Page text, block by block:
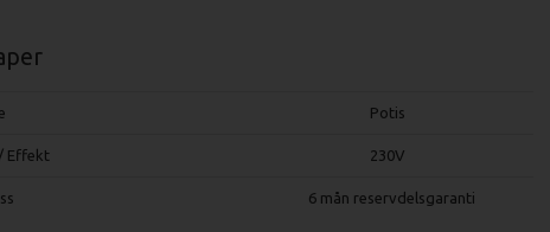
Potis
Effekt 230V
6 mån reservdelsgaranti